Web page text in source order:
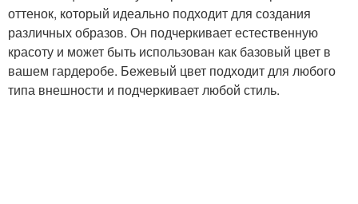
оттенок, который идеально подходит для создания
различных образов. Он подчеркивает естественную
красоту и может быть использован как базовый цвет в
вашем гардеробе. Бежевый цвет подходит для любого
типа внешности и подчеркивает любой стиль.